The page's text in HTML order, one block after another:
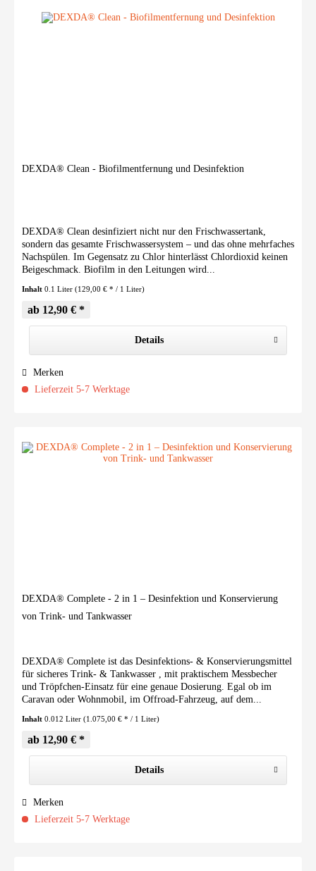
DEXDA® Clean - Biofilmentfernung und Desinfektion
DEXDA® Clean desinfiziert nicht nur den Frischwassertank,
sondern das gesamte Frischwassersystem – und das ohne mehrfaches
Nachspülen. Im Gegensatz zu Chlor hinterlässt Chlordioxid keinen
Beigeschmack. Biofilm in den Leitungen wird...
Inhalt 0.1 Liter (129,00 € * / 1 Liter)
ab 12,90 € *
Details
Merken
Lieferzeit 5-7 Werktage
DEXDA® Complete - 2 in 1 – Desinfektion und Konservierung
von Trink- und Tankwasser
DEXDA® Complete ist das Desinfektions- & Konservierungsmittel
für sicheres Trink- & Tankwasser , mit praktischem Messbecher
und Tröpfchen-Einsatz für eine genaue Dosierung. Egal ob im
Caravan oder Wohnmobil, im Offroad-Fahrzeug, auf dem...
Inhalt 0.012 Liter (1.075,00 € * / 1 Liter)
ab 12,90 € *
Details
Merken
Lieferzeit 5-7 Werktage